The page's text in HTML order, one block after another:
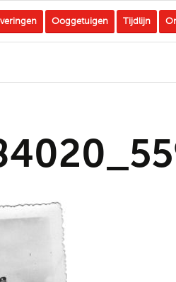
Ooggetuigen Tijdlijn